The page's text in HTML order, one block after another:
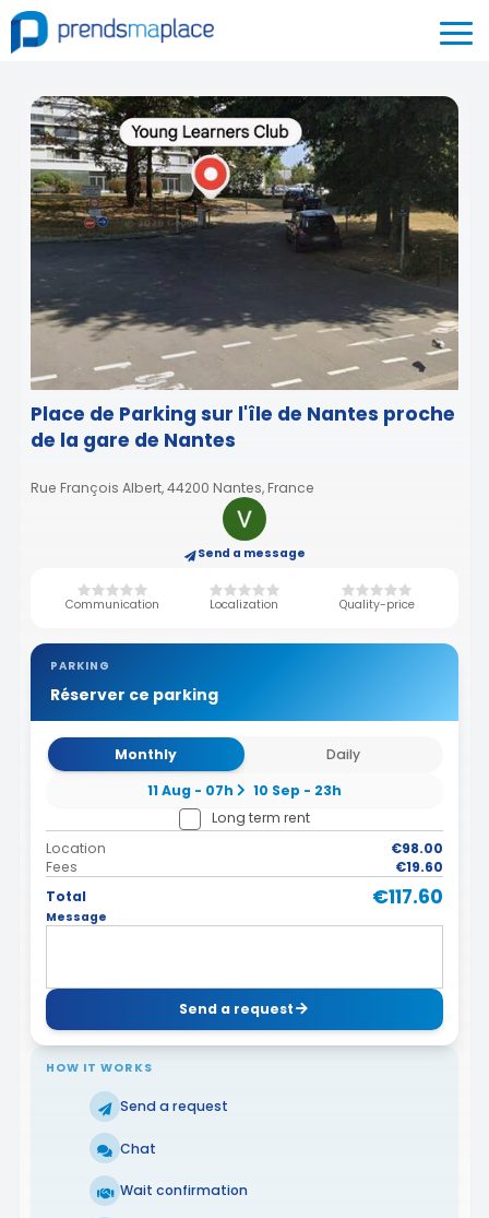
Place de Parking sur l'île de Nantes proche
de la gare de Nantes
Rue François Albert, 44200 Nantes, France
Send a message
Communication Localization Quality-price
PARKING
Réserver ce parking
Monthly
Daily
11 Aug - 07h
10 Sep - 23h
Long term rent
Location
€98.00
Fees
€19.60
Total
€117.60
Message
Send a request
HOW IT WORKS
Send a request
Chat
Wait confirmation